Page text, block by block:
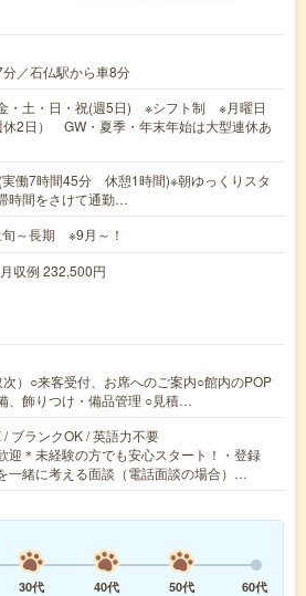
／石仏駅から車8分
・土・日・祝(週5日) ※シフト制 ※月曜日
休2日） GW・夏季・年末年始は大型連休あ
働7時間45分 休憩1時間)※朝ゆっくりスタ
時間をさけて通勤…
～長期 ※9月～！
収例 232,500円
）○来客受付、お席へのご案内○館内のPOP
、飾りつけ・備品管理 ○見積…
ブランクOK / 英語力不要
迎＊未経験の方でも安心スタート！・登録
一緒に考える面談（電話面談の場合）…
30代 40代 50代
60代